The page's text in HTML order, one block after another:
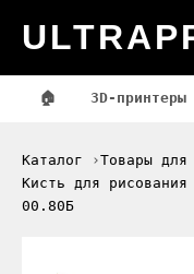
🏠 3D-принтеры
Каталог
Товары для
Кисть для
00.80Б